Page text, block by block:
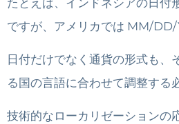
ですが、アメリカでは MM/
日付だけでなく通貨の形式も、
る国の言語に合わせて調整する
技術的なローカリゼーションの